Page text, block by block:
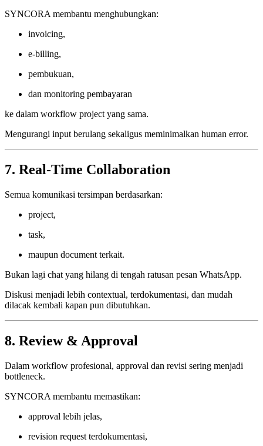
SYNCORA membantu menghubungkan:
invoicing,
e-billing,
pembukuan,
dan monitoring pembayaran
ke dalam workflow project yang sama.
Mengurangi input berulang sekaligus meminimalkan human error.
7. Real-Time Collaboration
Semua komunikasi tersimpan berdasarkan:
project,
task,
maupun document terkait.
Bukan lagi chat yang hilang di tengah ratusan pesan WhatsApp.
Diskusi menjadi lebih contextual, terdokumentasi, dan mudah
dilacak kembali kapan pun dibutuhkan.
8. Review & Approval
Dalam workflow profesional, approval dan revisi sering menjadi
bottleneck.
SYNCORA membantu memastikan:
approval lebih jelas,
revision request terdokumentasi,